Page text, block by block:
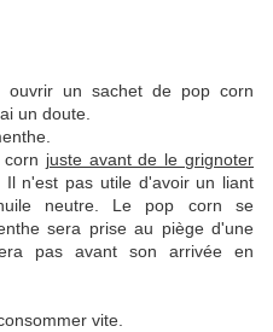
un sachet de pop corn
un doute.
juste avant de le grignoter
n'est pas utile d'avoir un liant
neutre. Le pop corn se
sera prise au piège d'une
pas avant son arrivée en
vite.